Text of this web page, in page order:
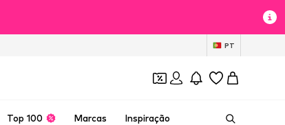
PT
Top 100 Marcas Inspiração